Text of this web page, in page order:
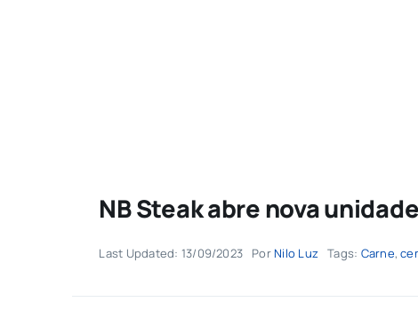
NB Steak abre nova
Last Updated: 13/09/2023 PorNilo Luz Tags: Carne,